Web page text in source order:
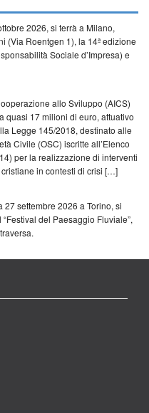
2026, si terrà a Milano,
(Via Roentgen 1), la 14ª edizione
Sociale d’Impresa) e
allo Sviluppo (AICS)
quasi 17 milioni di euro, attuativo
Legge 145/2018, destinato alle
Civile (OSC) iscritte all’Elenco
per la realizzazione di interventi
in contesti di crisi […]
settembre 2026 a Torino, si
del Paesaggio Fluviale”,